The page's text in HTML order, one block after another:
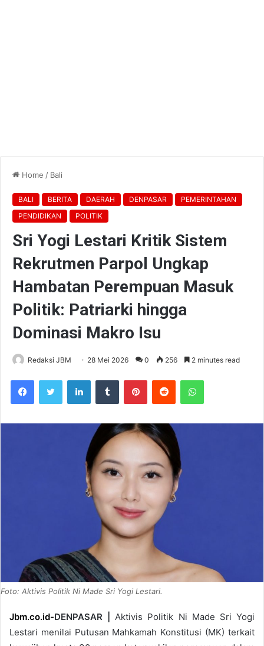
Home / Bali
BALI BERITA DAERAH DENPASAR
PEMERINTAHAN
PENDIDIKAN
POLITIK
Sri Yogi Lestari Kritik Sistem
Rekrutmen Parpol Ungkap
Hambatan Perempuan Masuk
Politik: Patriarki hingga
Dominasi Makro Isu
Redaksi JBM 28 Mei 2026 0 256 2 minutes read
Foto: Aktivis Politik Ni Made Sri Yogi Lestari.
Jbm.co.id-DENPASAR |
Aktivis Politik Ni Made Sri Yogi
Lestari menilai Putusan Mahkamah Konstitusi (MK) terkait